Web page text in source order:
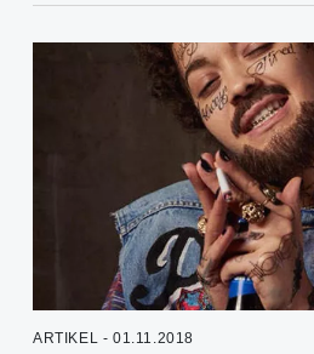
ARTIKEL - 01.11.2018